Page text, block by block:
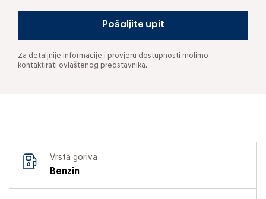
Pošaljite upit
Za detaljnije informacije i provjeru dostupnosti molimo
kontaktirati ovlaštenog predstavnika.
Vrsta goriva
Benzin